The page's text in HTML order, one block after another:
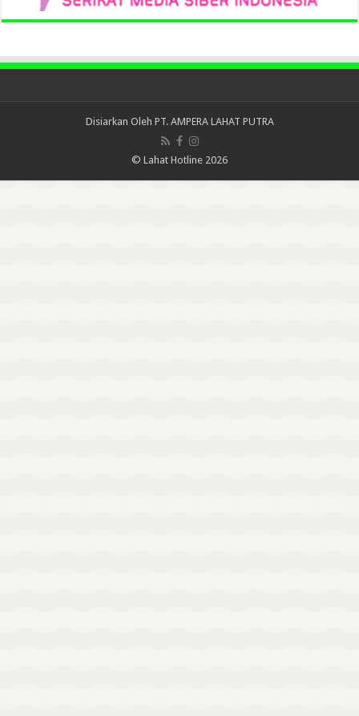
Disiarkan Oleh PT. AMPERA LAHAT PUTRA
© Lahat Hotline 2026